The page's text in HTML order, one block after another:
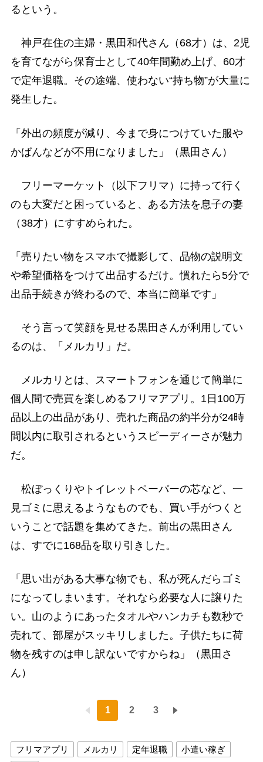
るという。
神戸在住の主婦・黒田和代さん（68才）は、2児
を育てながら保育士として40年間勤め上げ、60才
で定年退職。その途端、使わない“持ち物”が大量に
発生した。
「外出の頻度が減り、今まで身につけていた服や
かばんなどが不用になりました」（黒田さん）
フリーマーケット（以下フリマ）に持って行く
のも大変だと困っていると、ある方法を息子の妻
（38才）にすすめられた。
「売りたい物をスマホで撮影して、品物の説明文
や希望価格をつけて出品するだけ。慣れたら5分で
出品手続きが終わるので、本当に簡単です」
そう言って笑顔を見せる黒田さんが利用してい
るのは、「メルカリ」だ。
メルカリとは、スマートフォンを通じて簡単に
個人間で売買を楽しめるフリマアプリ。1日100万
品以上の出品があり、売れた商品の約半分が24時
間以内に取引されるというスピーディーさが魅力
だ。
松ぼっくりやトイレットペーパーの芯など、一
見ゴミに思えるようなものでも、買い手がつくと
いうことで話題を集めてきた。前出の黒田さん
は、すでに168品を取り引きした。
「思い出がある大事な物でも、私が死んだらゴミ
になってしまいます。それなら必要な人に譲りた
い。山のようにあったタオルやハンカチも数秒で
売れて、部屋がスッキリしました。子供たちに荷
物を残すのは申し訳ないですからね」（黒田さ
ん）
1 2 3
フリマアプリ メルカリ 定年退職
小遣い稼ぎ